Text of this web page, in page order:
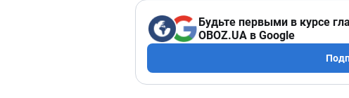
Будьте первыми в курсе
OBOZ.UA в Google